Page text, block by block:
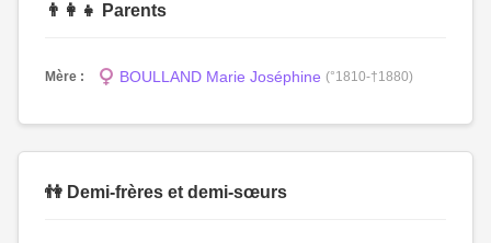
👨‍👩‍👧 Parents
Mère : BOULLAND Marie Joséphine (°1810-†1880)
👫 Demi-frères et demi-sœurs